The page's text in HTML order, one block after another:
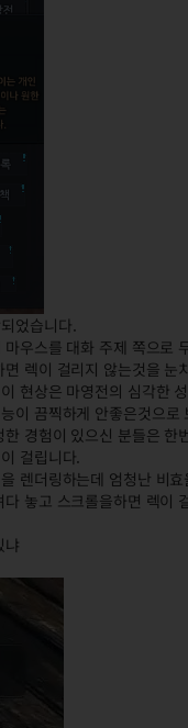
었습니다.
우스를 대화 주제 쪽으로
렉이 걸리지 않는것을 눈
현상은 마영전의 심각한
이 끔찍하게 안좋은것으로
경험이 있으신 분들은 한
걸립니다.
렌더링하는데 엄청난 비
놓고 스크롤을하면 렉이
냐